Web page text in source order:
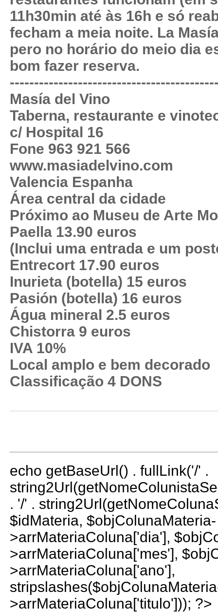
11h30min até às 16h e só
fecham a meia noite. La
pero no horário do meio dia
bom fazer reserva.
Masía del Vino
Taberna, restaurante e
c/ Hospital 16
Fone 963 921 566
www.masiadelvino.com
Valencia Espanha
Área central da cidade
Próximo ao Museu de Arte
Paella 13.90 euros
(Inclui uma entrada e um
Entrecort 17.90 euros
Inurieta (botella) 15 euros
Pasión (botella) 16 euros
Água mineral 2.5 euros
Chistorra 9 euros
IVA 10%
Local amplo e bem decorado
Classificação 4 DONS
echo getBaseUrl() . fullLink('/' .
. '/' .
$idMateria, $objColunaMateria-
>arrMateriaColuna['dia'],
>arrMateriaColuna['mes'],
>arrMateriaColuna['ano'],
>arrMateriaColuna['titulo'])); ?>